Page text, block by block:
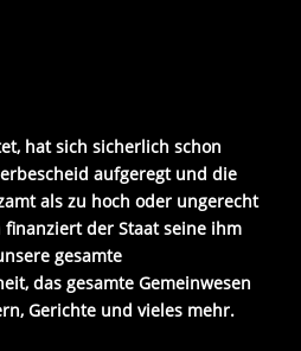
hat sich sicherlich schon
aufgeregt und die
als zu hoch oder ungerecht
der Staat seine ihm
gesamte
das gesamte Gemeinwesen
Gerichte und vieles mehr.